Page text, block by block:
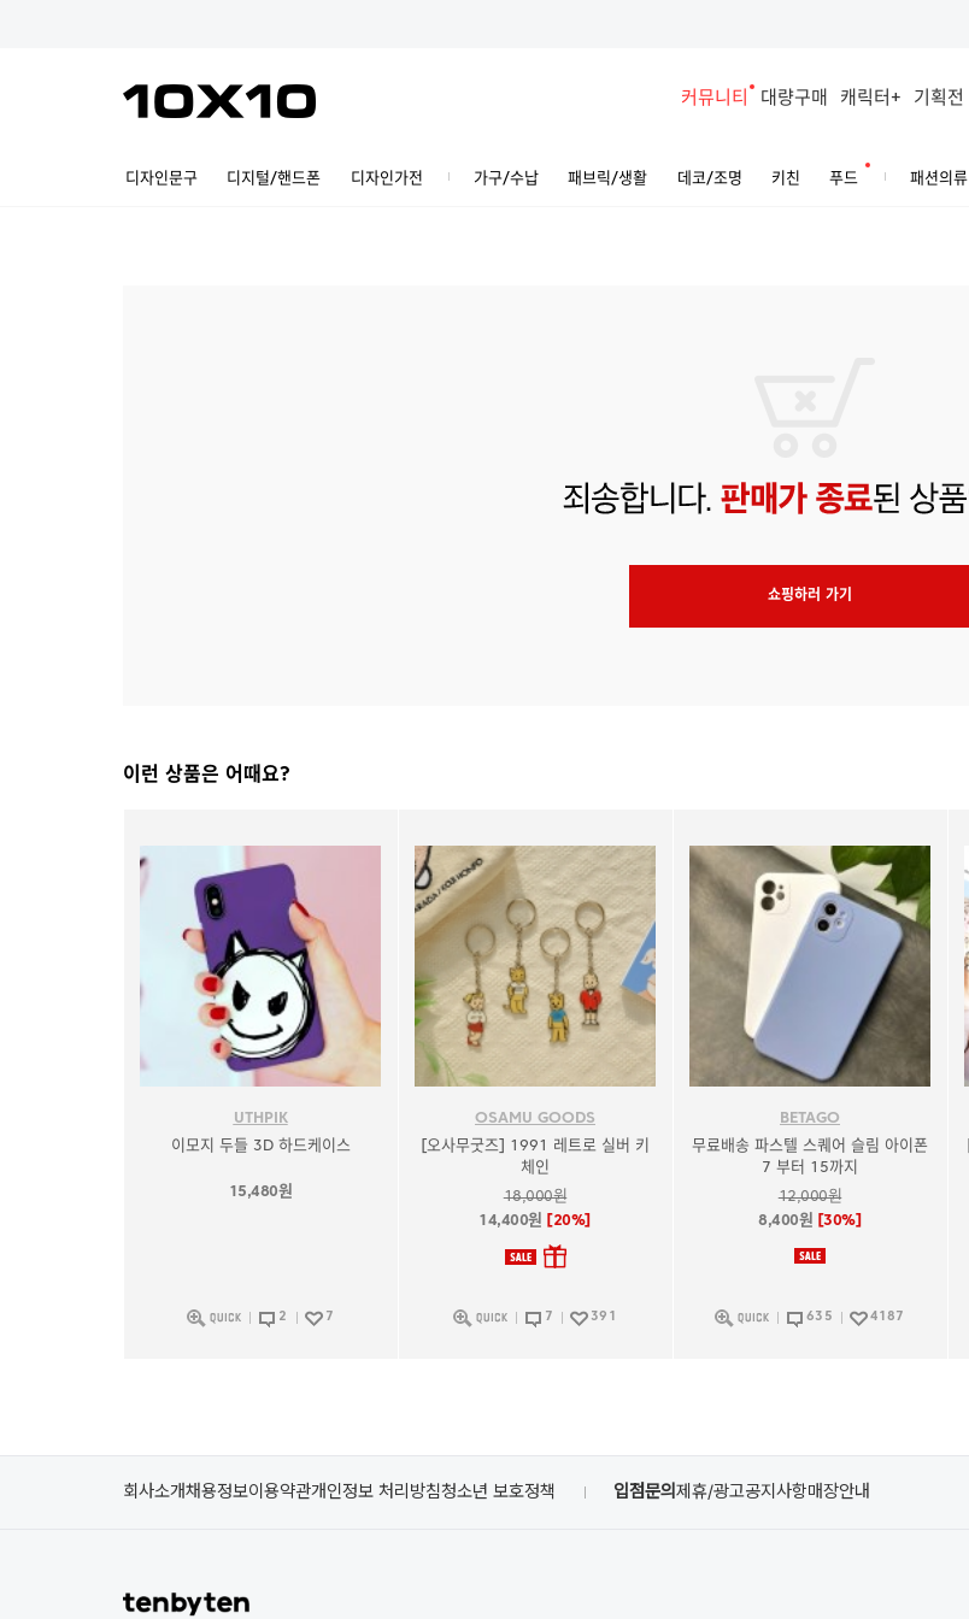
커뮤니티 대량구매 캐릭터+ 기획전
디자인문구 디지털/핸드폰 디자인가전 가구/수납 패브릭/생활 데코/조명 키친 푸드 패션의류
쇼핑하러 가기
이런 상품은 어때요?
UTHPIK
이모지 두들 3D 하드케이스
15,480원
2 7
OSAMU GOODS
[오사무굿즈] 1991 레트로 실버 키
체인
18,000원
14,400원 [20%]
7 391
BETAGO
무료배송 파스텔 스퀘어 슬림 아이폰
7 부터 15까지
12,000원
8,400원 [30%]
635 4187
회사소개채용정보이용약관개인정보 처리방침청소년 보호정책 입점문의제휴/광고공지사항매장안내